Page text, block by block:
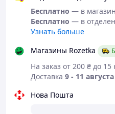
обмена/обращенияне
Бесплатно — в
Бесплатно — в
Узнать больше
Магазины Rozetka
На заказ от 200 ₴ до 15
Доставка 9 - 11 августа
Нова Пошта